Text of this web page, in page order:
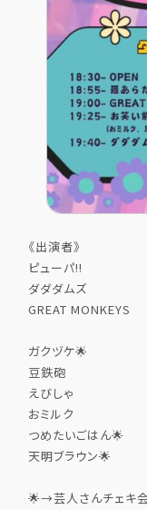
《出演者》
ピューパ!!
ダダダムズ
GREAT MONKEYS
ガクヅケ🌟
豆鉄砲
えびしゃ
おミルク
つめたいごはん🌟
天明ブラウン🌟
🌟→芸人さんチェキ